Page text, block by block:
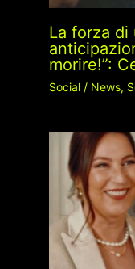
La forza di
morire!”:
Social/ News,